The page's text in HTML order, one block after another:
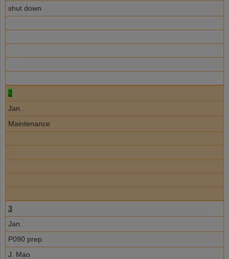
shut down
2
Jan.
Maintenance
3
Jan.
P090 prep.
J. Mao